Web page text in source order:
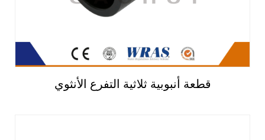
قطعة أنبوبية ثلاثية التفرع الأنثوي